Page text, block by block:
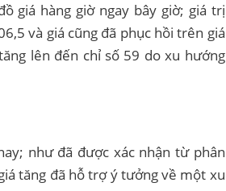
giá hàng giờ ngay bây giờ; giá trị
và giá cũng đã phục hồi trên giá
lên đến chỉ số 59 do xu hướng
như đã được xác nhận từ phân
tăng đã hỗ trợ ý tưởng về một xu